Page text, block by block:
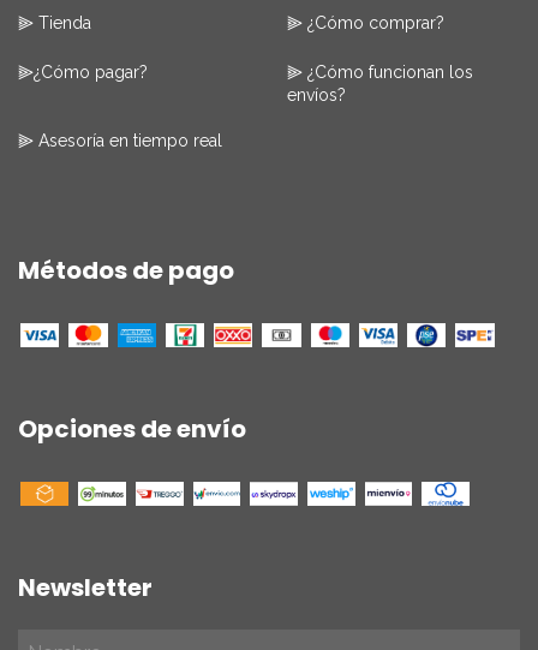
⫸ Tienda ⫸ ¿Cómo comprar?
⫸¿Cómo pagar?
⫸ ¿Cómo funcionan los
envíos?
⫸ Asesoría en tiempo real
Métodos de pago
Opciones de envío
Newsletter